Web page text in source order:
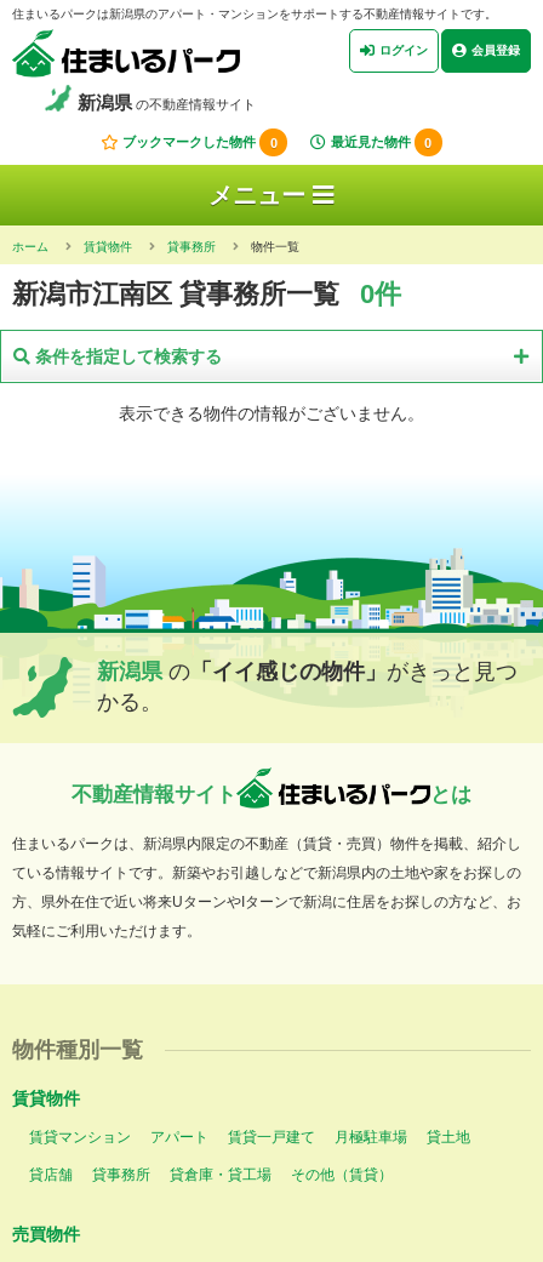
住まいるパークは新潟県のアパート・マンションをサポートする不動産情報サイトです。
新潟県の不動産情報サイト
ログイン 会員登録
ブックマークした物件 0 最近見た物件 0
メニュー
ホーム 賃貸物件 貸事務所 物件一覧
新潟市江南区 貸事務所一覧 0件
条件を指定して検索する
表示できる物件の情報がございません。
新潟県の 「イイ感じの物件」 がきっと見つ
かる。
不動産情報サイト とは
住まいるパークは、新潟県内限定の不動産（賃貸・売買）物件を掲載、紹介し
ている情報サイトです。新築やお引越しなどで新潟県内の土地や家をお探しの
方、県外在住で近い将来UターンやIターンで新潟に住居をお探しの方など、お
気軽にご利用いただけます。
物件種別一覧
賃貸物件
賃貸マンション アパート 賃貸一戸建て 月極駐車場 貸土地
貸店舗 貸事務所 貸倉庫・貸工場 その他（賃貸）
売買物件